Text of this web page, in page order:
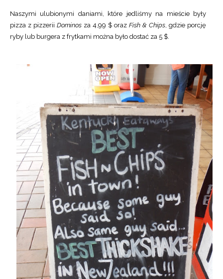
Naszymi ulubionymi daniami, które jedliśmy na mieście były
pizza z pizzerii Dominos za 4,99 $ oraz Fish & Chips, gdzie porcję
ryby lub burgera z frytkami można było dostać za 5 $.